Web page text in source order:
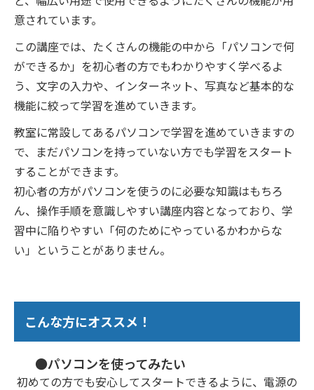
意されています。
この講座では、たくさんの機能の中から「パソコンで何
ができるか」を初心者の方でもわかりやすく学べるよ
う、文字の入力や、インターネット、写真など基本的な
機能に絞って学習を進めていきます。
教室に常設してあるパソコンで学習を進めていきますの
で、まだパソコンを持っていない方でも学習をスタート
することができます。
初心者の方がパソコンを使うのに必要な知識はもちろ
ん、操作手順を意識しやすい講座内容となっており、学
習中に陥りやすい「何のためにやっているかわからな
い」ということがありません。
こんな方にオススメ！
●パソコンを使ってみたい
初めての方でも安心してスタートできるように、電源の